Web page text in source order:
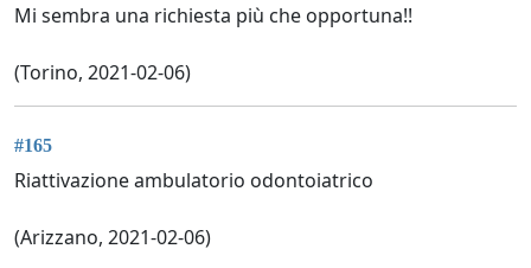
Mi sembra una richiesta più che opportuna!!
(Torino, 2021-02-06)
#165
Riattivazione ambulatorio odontoiatrico
(Arizzano, 2021-02-06)